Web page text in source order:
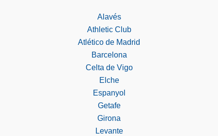
Alavés
Athletic Club
Atlético de Madrid
Barcelona
Celta de Vigo
Elche
Espanyol
Getafe
Girona
Levante